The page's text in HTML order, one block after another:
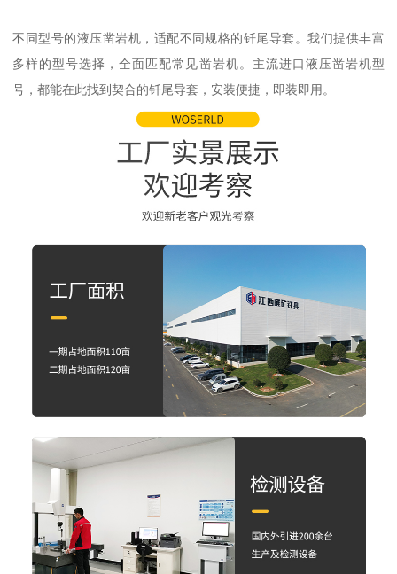
不同型号的液压凿岩机，适配不同规格的钎尾导套。我们提供丰富
多样的型号选择，全面匹配常见凿岩机。主流进口液压凿岩机型
号，都能在此找到契合的钎尾导套，安装便捷，即装即用。